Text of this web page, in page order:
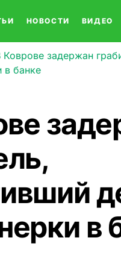
НОВОСТИ ВИДЕО
Коврове задержан
в банке
в